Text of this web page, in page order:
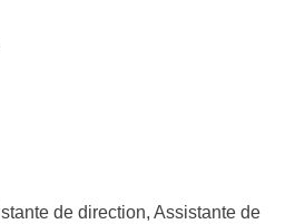
de direction, Assistante de